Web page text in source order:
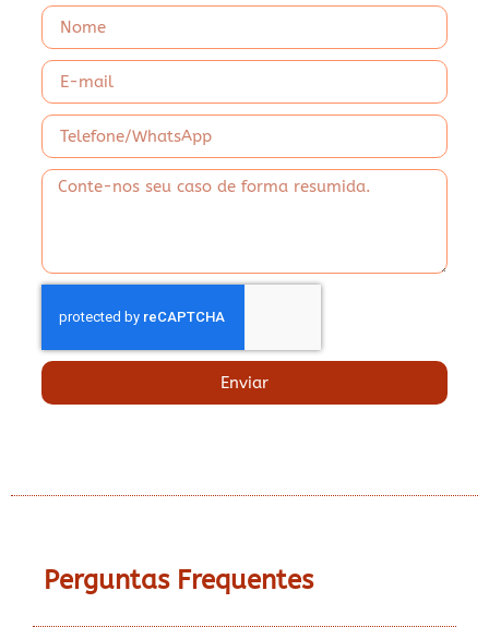
Enviar
Perguntas Frequentes